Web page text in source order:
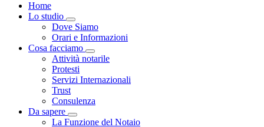
Home
Lo studio
Visualizza menù di secondo livello
Dove Siamo
Orari e Informazioni
Cosa facciamo
Visualizza menù di secondo livello
Attività notarile
Protesti
Servizi Internazionali
Trust
Consulenza
Da sapere
Visualizza menù di secondo livello
La Funzione del Notaio